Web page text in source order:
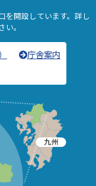
を開設しています。詳し
い。
庁舎案内